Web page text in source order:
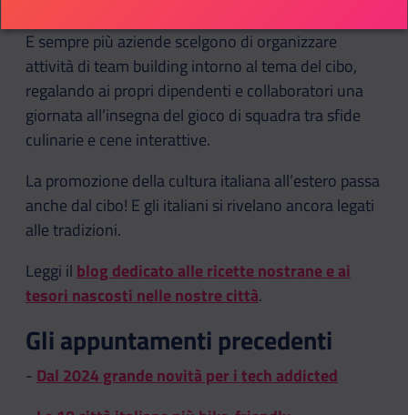
E sempre più aziende scelgono di organizzare
attività di team building intorno al tema del cibo,
regalando ai propri dipendenti e collaboratori una
giornata all’insegna del gioco di squadra tra sfide
culinarie e cene interattive.
La promozione della cultura italiana all’estero passa
anche dal cibo! E gli italiani si rivelano ancora legati
alle tradizioni.
Leggi il blog dedicato alle ricette nostrane e ai
tesori nascosti nelle nostre città.
Gli appuntamenti precedenti
- Dal 2024 grande novità per i tech addicted